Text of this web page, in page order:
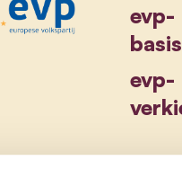
evp-
evp-